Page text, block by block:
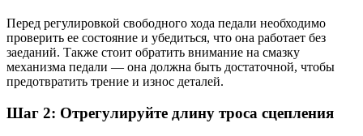
Перед регулировкой свободного хода педали необходимо
проверить ее состояние и убедиться, что она работает без
заеданий. Также стоит обратить внимание на смазку
механизма педали — она должна быть достаточной, чтобы
предотвратить трение и износ деталей.
Шаг 2: Отрегулируйте длину троса сцепления